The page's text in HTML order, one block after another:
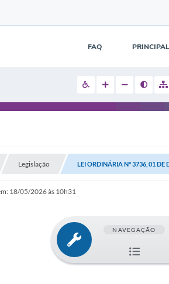
FAQ PRINCIPAL
Legislação LEI ORDINÁRIA Nº 3736, 01 DE
18/05/2026 às 10h31
NAVEGAÇÃO